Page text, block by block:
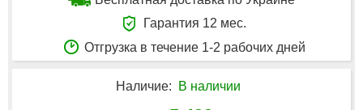
Гарантия 12 мес.
Отгрузка в течение 1-2 рабочих дней
Наличие: В наличии